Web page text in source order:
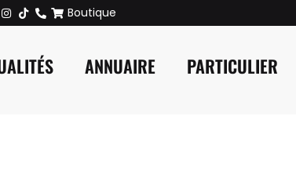
Boutique
ANNUAIRE PARTICULIER